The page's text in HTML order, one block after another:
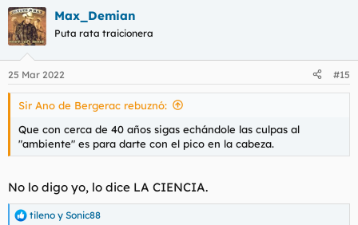
Max_Demian
Puta rata traicionera
25 Mar 2022 #15
Sir Ano de Bergerac rebuznó:
Que con cerca de 40 años sigas echándole las culpas al
"ambiente" es para darte con el pico en la cabeza.
No lo digo yo, lo dice LA CIENCIA.
R
tileno y Sonic88